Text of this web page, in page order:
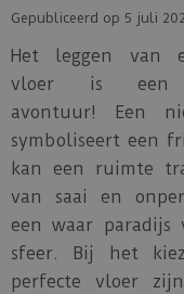
Gepubliceerd op 5 juli
Het leggen van
vloer is een
avontuur! Een
symboliseert een
kan een ruimte
van saai en
een waar paradijs
sfeer. Bij het
perfecte vloer